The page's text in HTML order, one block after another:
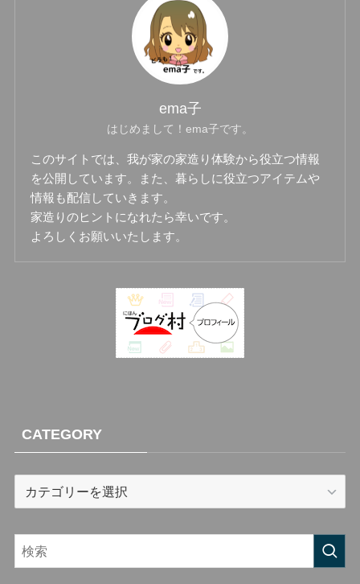
ema子
はじめまして！ema子です。
このサイトでは、我が家の家造り体験から役立つ情報
を公開しています。また、暮らしに役立つアイテムや
情報も配信していきます。
家造りのヒントになれたら幸いです。
よろしくお願いいたします。
CATEGORY
CATEGORY